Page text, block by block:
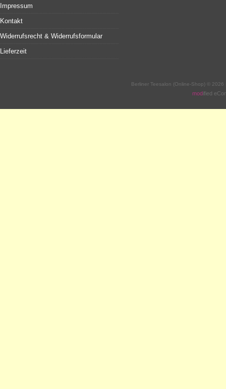
Impressum
Kontakt
Widerrufsrecht & Widerrufsformular
Lieferzeit
Berliner Teesalon (Online-Shop) ©
modified